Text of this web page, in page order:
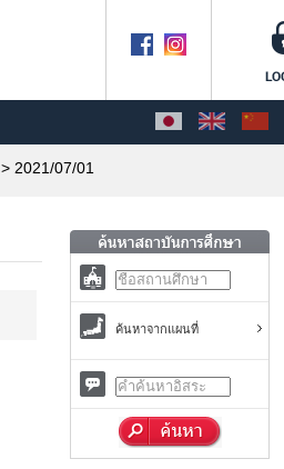
> 2021/07/01
ค้นหาจากแผนที่